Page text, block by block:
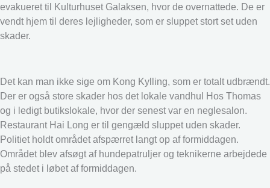
evakueret til Kulturhuset Galaksen, hvor de overnattede. De er
vendt hjem til deres lejligheder, som er sluppet stort set uden
skader.
Det kan man ikke sige om Kong Kylling, som er totalt udbrændt.
Der er også store skader hos det lokale vandhul Hos Thomas
og i ledigt butikslokale, hvor der senest var en neglesalon.
Restaurant Hai Long er til gengæld sluppet uden skader.
Politiet holdt området afspærret langt op af formiddagen.
Området blev afsøgt af hundepatruljer og teknikerne arbejdede
på stedet i løbet af formiddagen.